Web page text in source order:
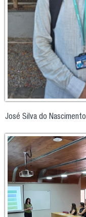
José Silva do Nascimento
4.jpg